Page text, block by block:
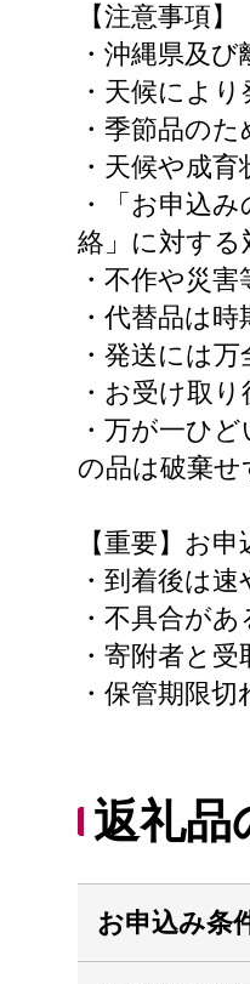
【注意事項】
・沖縄県及
・天候によ
・季節品の
・天候や成
・「お申込
絡」に対する
・不作や災
・代替品は
・発送には
・お受け取
・万が一ひ
の品は破棄せ
【重要】お
・到着後は
・不具合が
・寄附者と
・保管期限
返礼品
お申込み条